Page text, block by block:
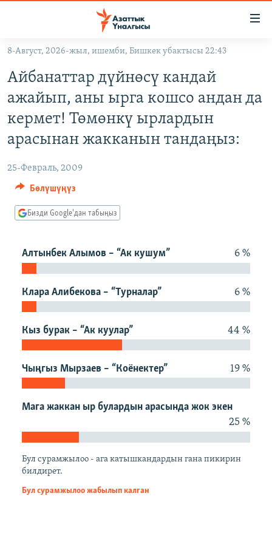
Навигацияга
өтүңүз
салыңыз
САЯСАТ
МАДАНИЯТ
ДҮЙНӨ
УКРАИНА
АТАЙЫН ИЛИКТӨӨ
ТВ ПРОГРАММАЛАР
БҮГҮН АЗАТТЫКТА
ЭКСПЕРТТЕР ТАЛДАЙТ
ДАНИСТЕ
ЫҢГАЙСЫЗ СУРООЛОР
ПОДКАСТ
ӨЗГӨЧӨ ПИКИР
Русский
ЭЕ/АРнун бардык сайттары
8-Август, 2026-жыл, ишемби, Бишкек убактысы 22:43
Айбанаттар дүйнөсү кандай
ажайып, аны ырга кошсо андан да
кермет! Төмөнкү ырлардын
арасынан жакканын тандаңыз:
25-Февраль, 2009
Бөлүшүңүз
Бизди Google'дан табыңыз
Алтынбек Алымов – “Ак кушум” 6 %
Клара Алибекова – “Турналар” 6 %
Кыз бурак – “Ак куулар” 44 %
Чыңгыз Мырзаев – “Коёнектер” 19 %
Мага жаккан ыр булардын арасында жок экен
25 %
Бул сурамжылоо - ага катышкандардын гана пикирин
билдирет.
Бул сурамжылоо жабылып калган